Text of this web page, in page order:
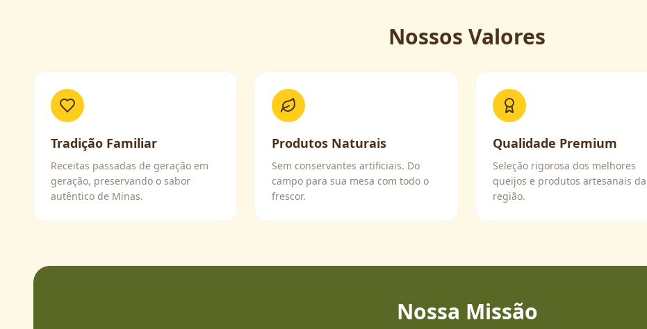
Nossos Valores
Tradição Familiar
Receitas passadas de geração em
geração, preservando o sabor
autêntico de Minas.
Produtos Naturais
Sem conservantes artificiais. Do
campo para sua mesa com todo o
frescor.
Qualidade Premium
Seleção rigorosa dos melhores
queijos e produtos artesanais da
região.
Nossa Missão